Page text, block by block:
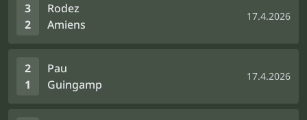
3
2
Rodez
Amiens
17.4.2026
2
1
Pau
Guingamp
17.4.2026